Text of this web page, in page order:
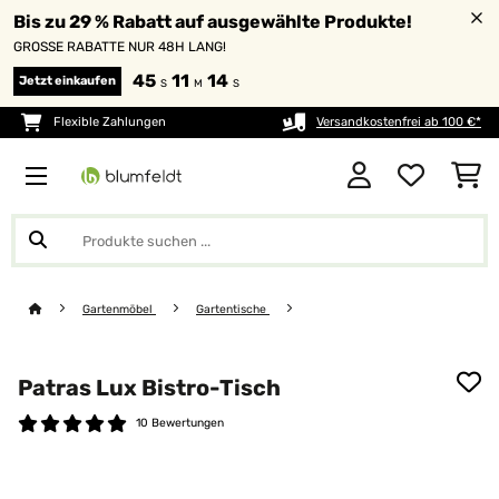
Bis zu 29 % Rabatt auf ausgewählte Produkte!
GROSSE RABATTE NUR 48H LANG!
Jetzt einkaufen 45 S 11 M 13 S
Flexible Zahlungen Versandkostenfrei ab 100 €*
Gartenmöbel Gartentische
Patras Lux Bistro-Tisch
10 Bewertungen